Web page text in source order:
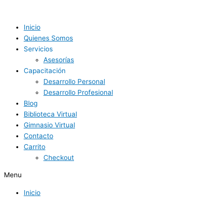
contenido
Inicio
Quienes Somos
Servicios
Asesorías
Capacitación
Desarrollo Personal
Desarrollo Profesional
Blog
Biblioteca Virtual
Gimnasio Virtual
Contacto
Carrito
Checkout
Menu
Inicio
card
quiénes
Mutua
Madrid
Open